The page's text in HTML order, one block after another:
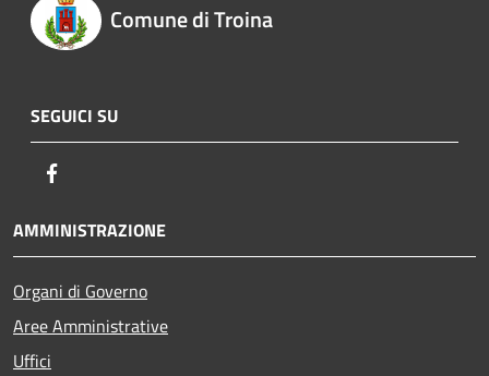
Comune di Troina
SEGUICI SU
AMMINISTRAZIONE
Organi di Governo
Aree Amministrative
Uffici